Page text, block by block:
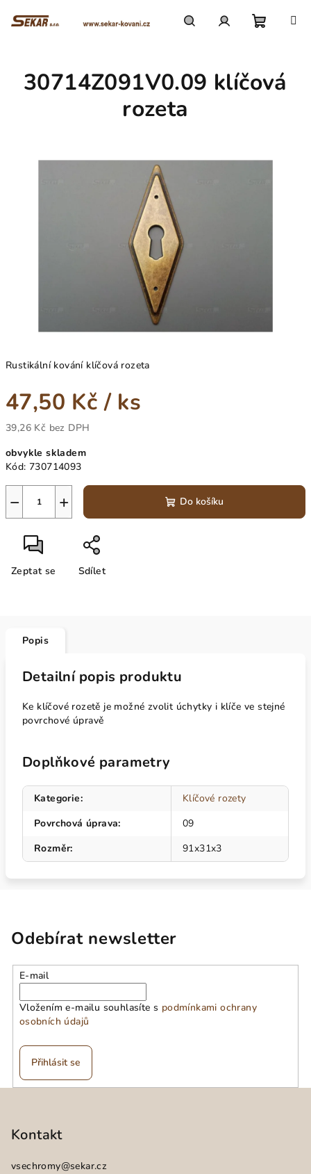
košík
Rustikální kování klíčová rozeta
47,50 Kč/ ks
39,26 Kč bez DPH
cena:
obvykle skladem
Kód: 730714093
+
− Do košíku
Zeptat se Sdílet
30714Z091V0.09 klíčová
rozeta
Popis
Detailní popis produktu
Ke klíčové rozetě je možné zvolit úchytky i klíče ve stejné
povrchové úpravě
Doplňkové parametry
Kategorie:
Klíčové rozety
Povrchová úprava:
09
Rozměr: 91x31x3
Odebírat newsletter
E-mail
Vložením e-mailu souhlasíte s podmínkami ochrany
osobních údajů
Přihlásit se
Kontakt
vsechromy@sekar.cz